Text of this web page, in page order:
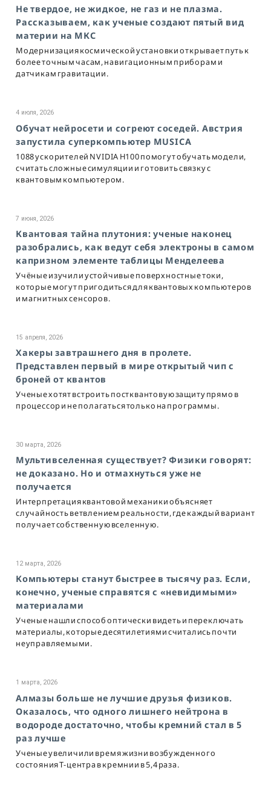
Не твердое, не жидкое, не газ и не плазма.
Рассказываем, как ученые создают пятый вид
материи на МКС
Модернизация космической установки открывает путь к
более точным часам, навигационным приборам и
датчикам гравитации.
4 июля, 2026
Обучат нейросети и согреют соседей. Австрия
запустила суперкомпьютер MUSICA
1088 ускорителей NVIDIA H100 помогут обучать модели,
считать сложные симуляции и готовить связку с
квантовым компьютером.
7 июня, 2026
Квантовая тайна плутония: ученые наконец
разобрались, как ведут себя электроны в самом
капризном элементе таблицы Менделеева
Учёные изучили устойчивые поверхностные токи,
которые могут пригодиться для квантовых компьютеров
и магнитных сенсоров.
15 апреля, 2026
Хакеры завтрашнего дня в пролете.
Представлен первый в мире открытый чип с
броней от квантов
Ученые хотят встроить постквантовую защиту прямо в
процессор и не полагаться только на программы.
30 марта, 2026
Мультивселенная существует? Физики говорят:
не доказано. Но и отмахнуться уже не
получается
Интерпретация квантовой механики объясняет
случайность ветвлением реальности, где каждый вариант
получает собственную вселенную.
12 марта, 2026
Компьютеры станут быстрее в тысячу раз. Если,
конечно, ученые справятся с «невидимыми»
материалами
Ученые нашли способ оптически видеть и переключать
материалы, которые десятилетиями считались почти
неуправляемыми.
1 марта, 2026
Алмазы больше не лучшие друзья физиков.
Оказалось, что одного лишнего нейтрона в
водороде достаточно, чтобы кремний стал в 5
раз лучше
Ученые увеличили время жизни возбужденного
состояния T-центра в кремнии в 5,4 раза.